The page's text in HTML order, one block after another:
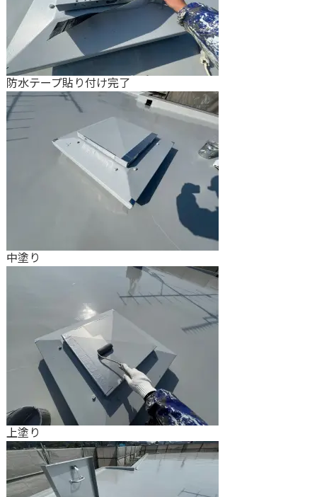
防水テープ貼り付け完了
中塗り
上塗り